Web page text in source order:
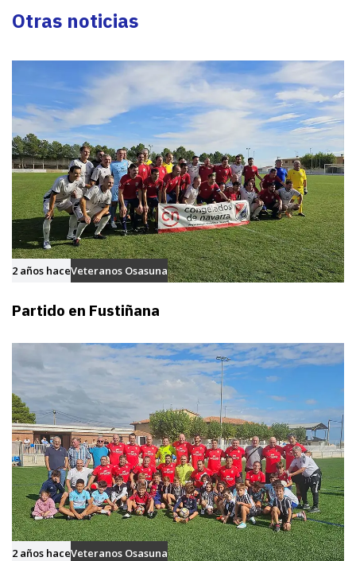
r
o
t
a
t
í
c
u
l
o
Otras noticias
2 años haceVeteranos Osasuna
Partido en Fustiñana
2 años haceVeteranos Osasuna